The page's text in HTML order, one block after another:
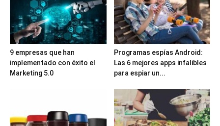
9 empresas que han
implementado con éxito el
Marketing 5.0
Programas espías Android:
Las 6 mejores apps infalibles
para espiar un...